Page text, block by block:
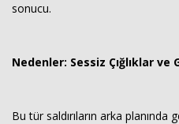
sonucu.
Nedenler: Sessiz Çığlıklar
Bu tür saldırıların arka